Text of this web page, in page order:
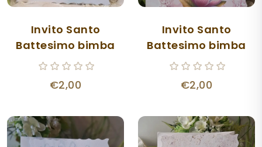
Invito Santo
Battesimo bimba
€2,00
Invito Santo
Battesimo bimba
€2,00